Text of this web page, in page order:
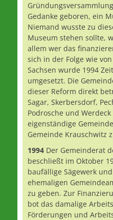
Gedanke geboren, ein
Niemand wusste zu
Museum stehen sollte,
allem wer das
sich in der Folge wie
Sachsen wurde 1994
umgesetzt. Die
dieser Reform direkt
Sagar, Skerbersdorf,
Podrosche und
eigenständige
Gemeinde Krauschwitz
1994 Der Gemeinderat
beschließt im Oktober
baufällige Sägewerk
ehemaligen
zu geben. Zur
bot das damalige
Förderungen und